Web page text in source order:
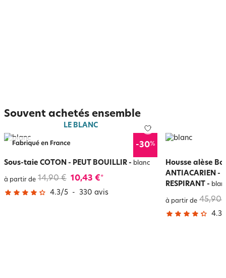
Souvent achetés ensemble
LE BLANC
-30%
Sous-taie COTON - PEUT BOUILLIR - blanc
à partir de 14,90 € 10,43 €*
4.3/5 - 330 avis
Housse alèse
ANTIACARIEN -
RESPIRANT -
à partir de 45,90
4.3